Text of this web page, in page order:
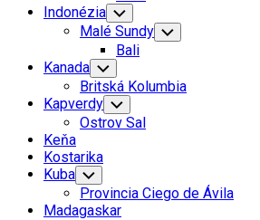
Indonézia Toggle
Child
Menu
Malé Sundy Toggle
Child
Bali
Kanada Toggle
Child
Menu
Britská Kolumbia
Kapverdy Toggle
Child
Menu
Ostrov Sal
Keňa
Kostarika
Kuba Toggle
Child
Menu
Provincia Ciego de Ávila
Madagaskar